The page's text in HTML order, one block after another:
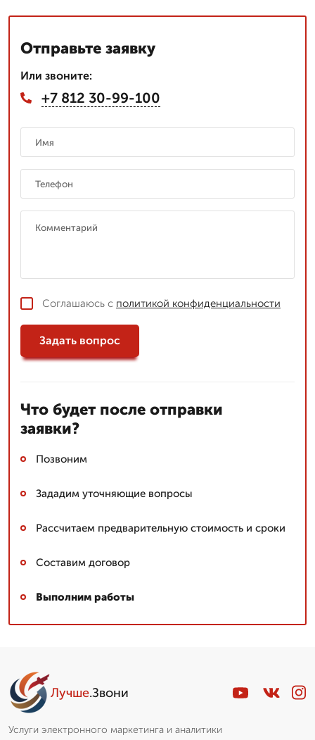
Отправьте заявку
Или звоните:
+7 812 30-99-100
Соглашаюсь с политикой конфиденциальности
Задать вопрос
Что будет после отправки
заявки?
Позвоним
Зададим уточняющие вопросы
Рассчитаем предварительную стоимость и сроки
Составим договор
Выполним работы
Лучше.Звони
Услуги электронного маркетинга и аналитики